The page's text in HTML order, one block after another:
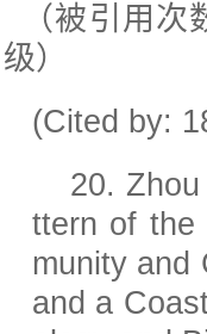
（被引用次
级）
(Cited by:
20.
ttern of the
munity and
and a